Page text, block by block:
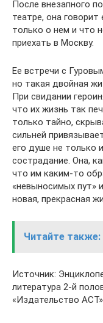
После внезапного
театре, она
только о нем и что
приехать в Москву.
Ее встречи с
но такая двойная
При свидании
что их жизнь так
только тайно,
сильней
его душе не только
сострадание. Она,
что им каким-то
«невыносимых пут»
новая, прекрасная
Читайте также:
Источник:
литература 2-й
«Издательство